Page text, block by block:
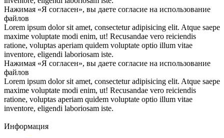
Нажимая «Я согласен», вы даете согласие на использование
файлов
Lorem ipsum dolor sit amet, consectetur adipisicing elit. Atque saepe
maxime voluptate modi enim, ut! Recusandae vero reiciendis
ratione, voluptas aperiam quidem voluptate optio illum vitae
inventore, eligendi laboriosam iste.
Нажимая «Я согласен», вы даете согласие на использование
файлов
Lorem ipsum dolor sit amet, consectetur adipisicing elit. Atque saepe
maxime voluptate modi enim, ut! Recusandae vero reiciendis
ratione, voluptas aperiam quidem voluptate optio illum vitae
inventore, eligendi laboriosam iste.
Информация